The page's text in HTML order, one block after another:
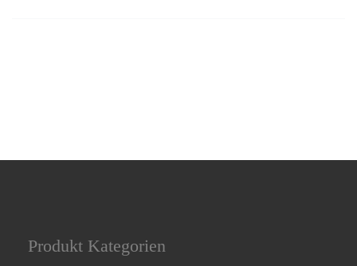
Produkt Kategorien